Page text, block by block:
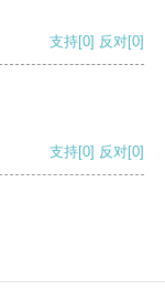
支持[0] 反对[0]
支持[0] 反对[0]